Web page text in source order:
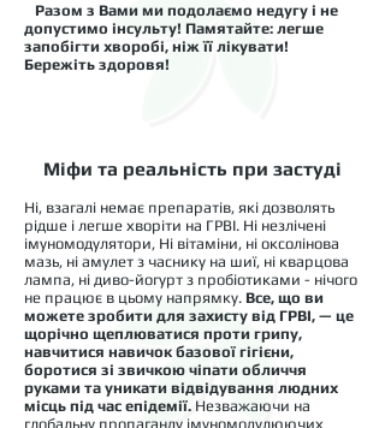
Разом з Вами ми подолаємо недугу і не
допустимо інсульту! Памятайте: легше
запобігти хворобі, ніж її лікувати!
Бережіть здоровя!
Міфи та реальність при застуді
Ні, взагалі немає препаратів, які дозволять
рідше і легше хворіти на ГРВІ. Ні незлічені
імуномодулятори, Ні вітаміни, ні оксолінова
мазь, ні амулет з часнику на шиї, ні кварцова
лампа, ні диво-йогурт з пробіотиками - нічого
не працює в цьому напрямку. Все, що ви
можете зробити для захисту від ГРВІ, — це
щорічно щеплюватися проти грипу,
навчитися навичок базової гігієни,
боротися зі звичкою чіпати обличчя
руками та уникати відвідування людних
місць під час епідемії. Незважаючи на
глобальну пропаганду імуномодулюючих